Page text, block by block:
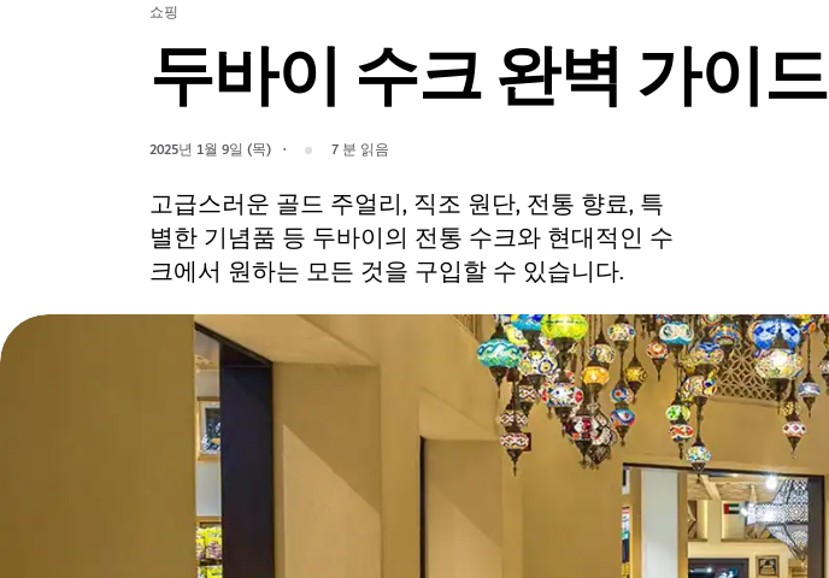
쇼핑
두바이 수크 완벽 가이드
2025년 1월 9일 (목) 7 분 읽음
고급스러운 골드 주얼리, 직조 원단, 전통 향료, 특
별한 기념품 등 두바이의 전통 수크와 현대적인 수
크에서 원하는 모든 것을 구입할 수 있습니다.